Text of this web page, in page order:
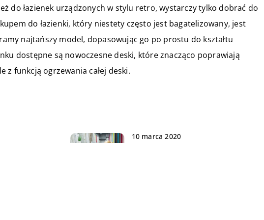
do łazienek urządzonych w stylu retro, wystarczy tylko dobrać do
do łazienki, który niestety często jest bagatelizowany, jest
najtańszy model, dopasowując go po prostu do kształtu
dostępne są nowoczesne deski, które znacząco poprawiają
z funkcją ogrzewania całej deski.
10 marca 2020